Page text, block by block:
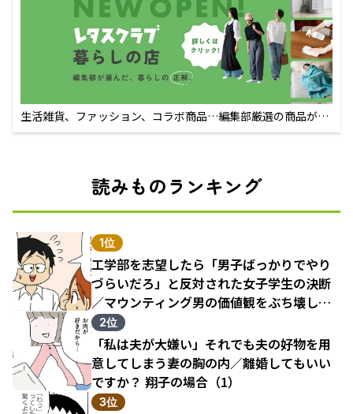
生活雑貨、ファッション、コラボ商品…編集部厳選の商品が買
えるECサイト
読みものランキング
1位
工学部を志望したら「男子ばっかりでやり
づらいだろ」と反対された女子学生の決断
／マウンティング男の価値観をぶち壊した
結果（1）
2位
「私は夫が大嫌い」それでも夫の好物を用
意してしまう妻の胸の内／離婚してもいい
ですか？ 翔子の場合（1）
3位